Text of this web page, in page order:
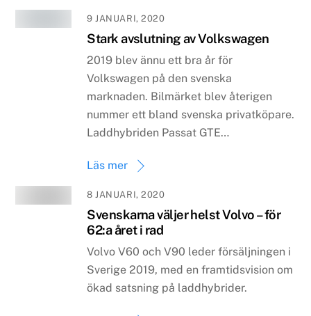
9 JANUARI, 2020
Stark avslutning av Volkswagen
2019 blev ännu ett bra år för
Volkswagen på den svenska
marknaden. Bilmärket blev återigen
nummer ett bland svenska privatköpare.
Laddhybriden Passat GTE…
Läs mer
8 JANUARI, 2020
Svenskarna väljer helst Volvo – för
62:a året i rad
Volvo V60 och V90 leder försäljningen i
Sverige 2019, med en framtidsvision om
ökad satsning på laddhybrider.